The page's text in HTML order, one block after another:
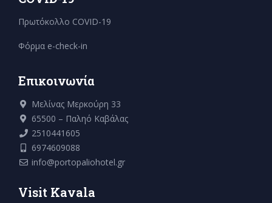
Πρωτόκολλο COVID-19
Φόρμα e-check-in
Επικοινωνία
Μελίνας Μερκούρη 33
65500 – Παληό Καβάλας
2510441605
6974609088
info@portopaliohotel.gr
Visit Kavala